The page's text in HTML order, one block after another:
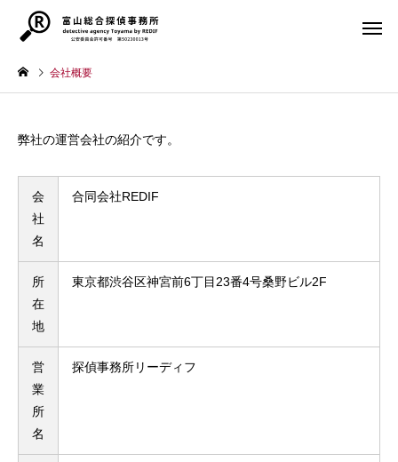
会社概要
弊社の運営会社の紹介です。
会
社
名
合同会社REDIF
所
在
地
東京都渋谷区神宮前6丁目23番4号桑野ビル2F
営
業
所
名
探偵事務所リーディフ